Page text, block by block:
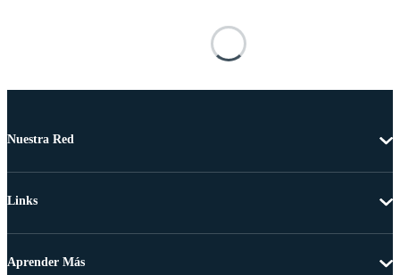
Nuestra Red
Links
Aprender Más